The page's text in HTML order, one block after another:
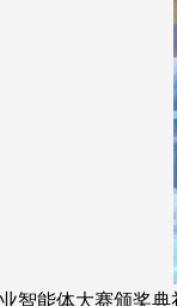
智能体大赛颁奖